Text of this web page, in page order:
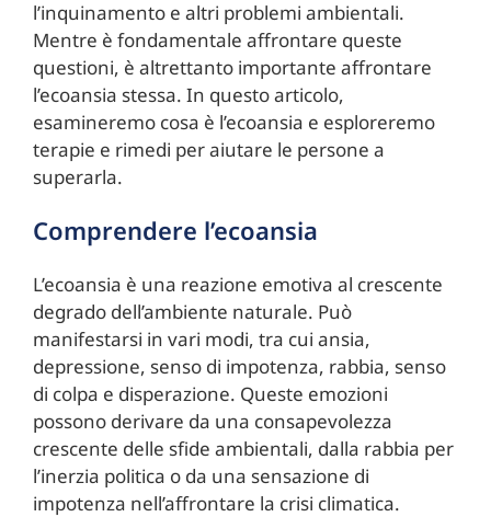
l’inquinamento e altri problemi ambientali.
Mentre è fondamentale affrontare queste
questioni, è altrettanto importante affrontare
l’ecoansia stessa. In questo articolo,
esamineremo cosa è l’ecoansia e esploreremo
terapie e rimedi per aiutare le persone a
superarla.
Comprendere l’ecoansia
L’ecoansia è una reazione emotiva al crescente
degrado dell’ambiente naturale. Può
manifestarsi in vari modi, tra cui ansia,
depressione, senso di impotenza, rabbia, senso
di colpa e disperazione. Queste emozioni
possono derivare da una consapevolezza
crescente delle sfide ambientali, dalla rabbia per
l’inerzia politica o da una sensazione di
impotenza nell’affrontare la crisi climatica.